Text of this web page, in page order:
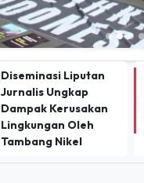
Diseminasi Liputan
Jurnalis Ungkap
Dampak Kerusakan
Lingkungan Oleh
Tambang Nikel